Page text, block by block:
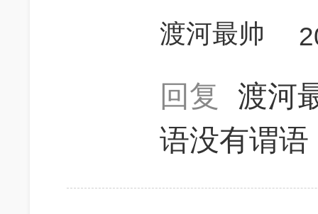
渡河最帅
回复
渡河
语没有谓语